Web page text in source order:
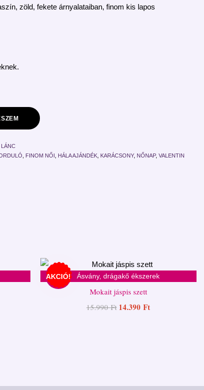
zöld, fekete árnyalataiban, finom kis lapos
LÁNC
FINOM NŐI HÁLA AJÁNDÉK KARÁCSONY, NŐNAP, VALENTIN
AKCIÓ! Ásvány, drágakő ékszerek
Mokait jáspis szett
15.990Ft 14.390Ft